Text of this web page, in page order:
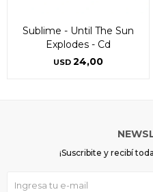
Sublime - Until The Sun
Explodes - Cd
USD 24,00
¡Suscribite y recibí